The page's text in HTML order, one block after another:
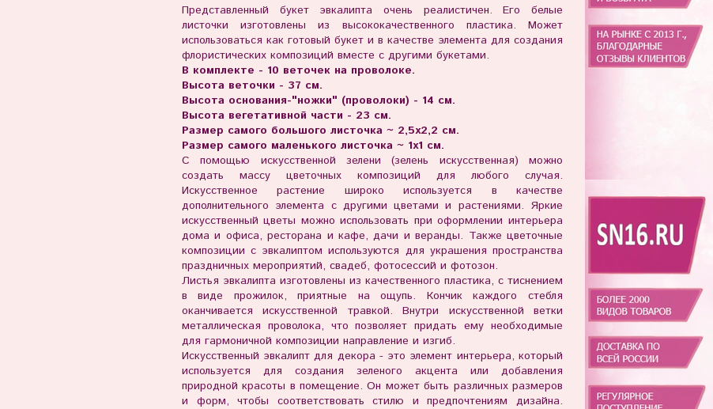
Представленный букет эвкалипта очень реалистичен. Его белые
листочки изготовлены из высококачественного пластика. Может
использоваться как готовый букет и в качестве элемента для создания
флористических композиций вместе с другими букетами.
В комплекте - 10 веточек на проволоке.
Высота веточки - 37 см.
Высота основания-"ножки" (проволоки) - 14 см.
Высота вегетативной части - 23 см.
Размер самого большого листочка ~ 2,5х2,2 см.
Размер самого маленького листочка ~ 1х1 см.
С помощью искусственной зелени (зелень искусственная) можно
создать массу цветочных композиций для любого случая.
Искусственное растение широко используется в качестве
дополнительного элемента с другими цветами и растениями. Яркие
искусственный цветы можно использовать при оформлении интерьера
дома и офиса, ресторана и кафе, дачи и веранды. Также цветочные
композиции с эвкалиптом используются для украшения пространства
праздничных мероприятий, свадеб, фотосессий и фотозон.
Листья эвкалипта изготовлены из качественного пластика, с тиснением
в виде прожилок, приятные на ощупь. Кончик каждого стебля
оканчивается искусственной травкой. Внутри искусственной ветки
металлическая проволока, что позволяет придать ему необходимые
для гармоничной композиции направление и изгиб.
Искусственный эвкалипт для декора - это элемент интерьера, который
используется для создания зеленого акцента или добавления
природной красоты в помещение. Он может быть различных размеров
и форм, чтобы соответствовать стилю и предпочтениям дизайна.